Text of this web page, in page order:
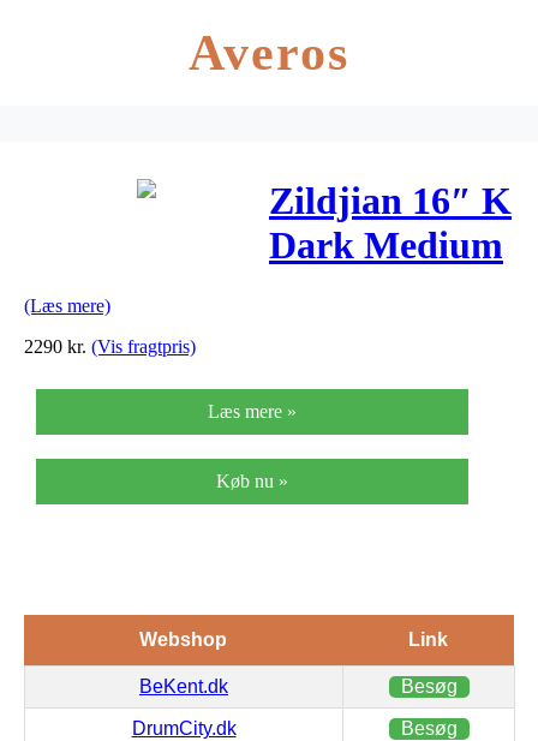
Averos
Zildjian 16″ K
Dark Medium
(Læs mere)
2290 kr. (Vis fragtpris)
Læs mere »
Køb nu »
Webshop Link
BeKent.dk Besøg
DrumCity.dk Besøg